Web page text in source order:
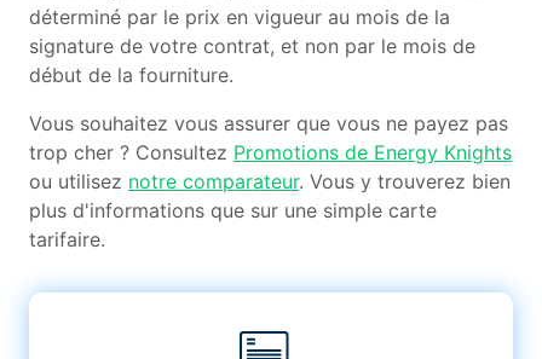
déterminé par le prix en vigueur au mois de la
signature de votre contrat, et non par le mois de
début de la fourniture.
Vous souhaitez vous assurer que vous ne payez pas
trop cher ? Consultez Promotions de Energy Knights
ou utilisez notre comparateur. Vous y trouverez bien
plus d'informations que sur une simple carte
tarifaire.